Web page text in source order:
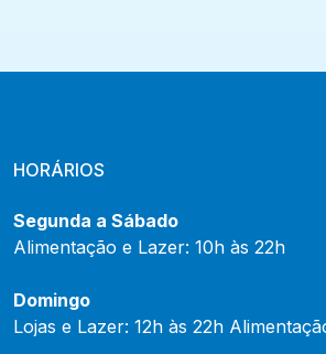
HORÁRIOS
Segunda a Sábado
Alimentação e Lazer: 10h às 22h
Domingo
Lojas e Lazer: 12h às 22h